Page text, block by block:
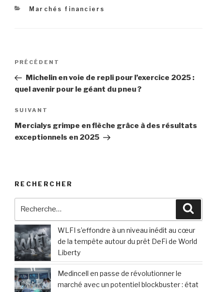
Catégories
Marchés financiers
Navigation
l’article
Article
précédent
PRÉCÉDENT
Michelin en voie de repli pour l’exercice 2025 :
quel avenir pour le géant du pneu ?
Article
suivant
SUIVANT
Mercialys grimpe en flèche grâce à des résultats
exceptionnels en 2025
RECHERCHER
:
WLFI s’effondre à un niveau inédit au cœur
de la tempête autour du prêt DeFi de World
Liberty
Medincell en passe de révolutionner le
marché avec un potentiel blockbuster : état